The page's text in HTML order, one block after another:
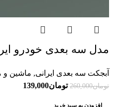
مدل سه بعدی خودرو
آبجکت سه بعدی ایرانی, ماشین و
تومان260,000 تومان139,000
افزودن به سبد خرید